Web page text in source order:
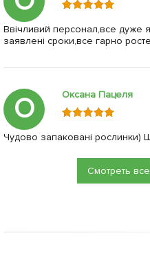
Ввічливий персонал,все дуже
заявлені сроки,все гарно
О Оксана Пацеля
Чудово запаковані рослинки)
Смотреть